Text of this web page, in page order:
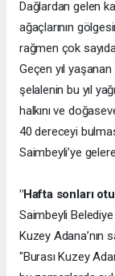
Dağlardan gelen
ağaçlarının
rağmen çok
Geçen yıl
şelalenin bu yıl
halkını ve
40 dereceyi
Saimbeyli’ye
"Hafta sonları
Saimbeyli Belediye
Kuzey Adana’nın
"Burası Kuzey